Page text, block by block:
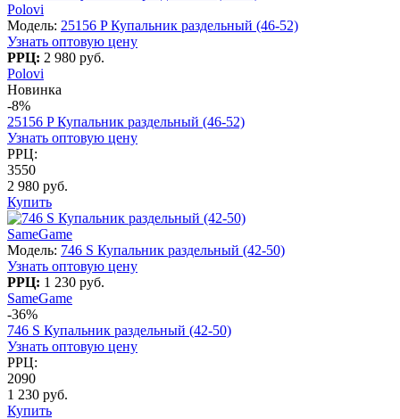
Polovi
Модель: 25156 P Купальник раздельный (46-52)
Узнать оптовую цену
РРЦ: 2 980 руб.
Polovi
Новинка
-8%
25156 P Купальник раздельный (46-52)
Узнать оптовую цену
РРЦ:
3550
2 980 руб.
Купить
SameGame
Модель: 746 S Купальник раздельный (42-50)
Узнать оптовую цену
РРЦ: 1 230 руб.
SameGame
-36%
746 S Купальник раздельный (42-50)
Узнать оптовую цену
РРЦ:
2090
1 230 руб.
Купить